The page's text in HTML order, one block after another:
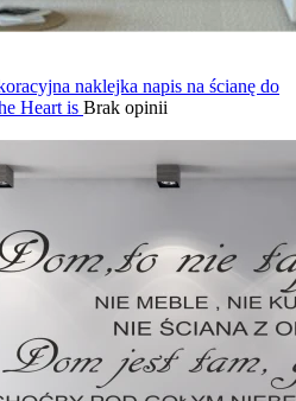
naklejka napis na ścianę do
Heart is Brak opinii